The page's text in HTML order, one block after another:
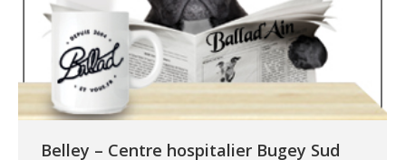
Belley – Centre hospitalier Bugey Sud